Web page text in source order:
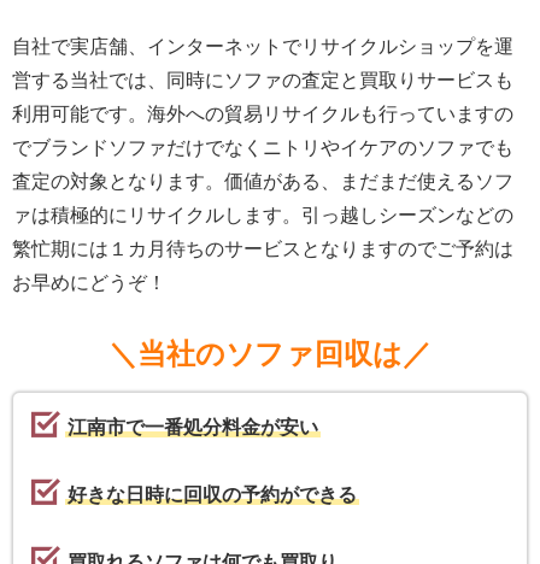
自社で実店舗、インターネットでリサイクルショップを運
営する当社では、同時にソファの査定と買取りサービスも
利用可能です。海外への貿易リサイクルも行っていますの
でブランドソファだけでなくニトリやイケアのソファでも
査定の対象となります。価値がある、まだまだ使えるソフ
ァは積極的にリサイクルします。引っ越しシーズンなどの
繁忙期には１カ月待ちのサービスとなりますのでご予約は
お早めにどうぞ！
＼当社のソファ回収は／
江南市で一番処分料金が安い
好きな日時に回収の予約ができる